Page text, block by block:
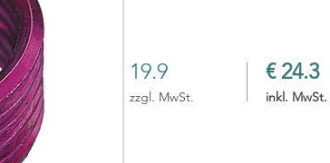
19.9 € 24.3
zzgl. MwSt. inkl. MwSt.